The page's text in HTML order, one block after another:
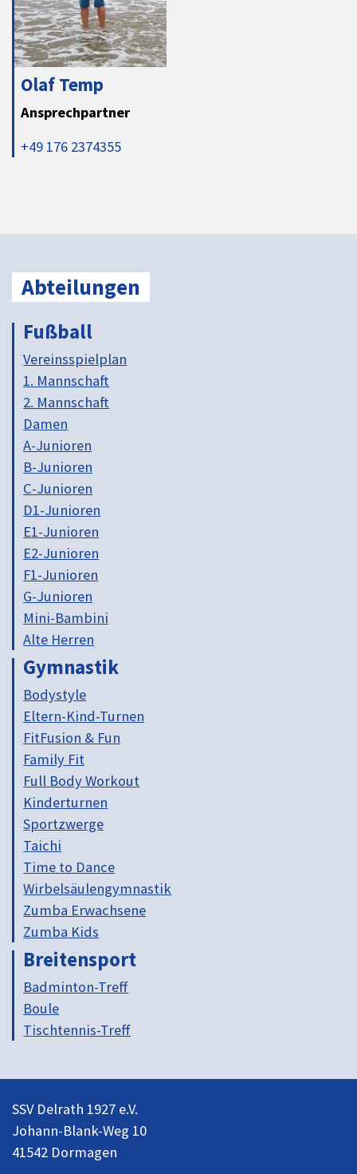
Olaf Temp
Ansprechpartner
+49 176 2374355
Abteilungen
Fußball
Vereinsspielplan
1. Mannschaft
2. Mannschaft
Damen
A-Junioren
B-Junioren
C-Junioren
D1-Junioren
E1-Junioren
E2-Junioren
F1-Junioren
G-Junioren
Mini-Bambini
Alte Herren
Gymnastik
Bodystyle
Eltern-Kind-Turnen
FitFusion & Fun
Family Fit
Full Body Workout
Kinderturnen
Sportzwerge
Taichi
Time to Dance
Wirbelsäulengymnastik
Zumba Erwachsene
Zumba Kids
Breitensport
Badminton-Treff
Boule
Tischtennis-Treff
SSV Delrath 1927 e.V.
Johann-Blank-Weg 10
41542 Dormagen